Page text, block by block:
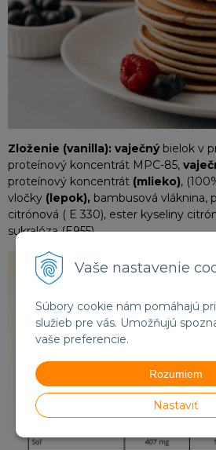
Vaše nastavenie
Súbory cookie nám pomáhajú
služieb pre vás. Umožňujú
vaše preferencie.
Rozumiem
Nastaviť
Zloženie (vanilla): vaječnýbielok v
proteínový koncentrát MPC-85,
proteínový koncentrát (mlieko),
vločky (lepok), bambusová vláknina,
citrónová ( E 330), ester kyseliny
sukralóza (E955).